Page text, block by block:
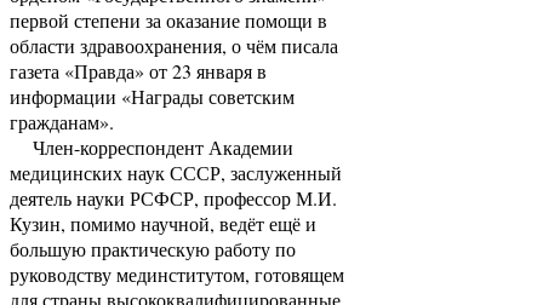
первой степени за оказание помощи в
области здравоохранения, о чём писала
газета «Правда» от 23 января в
информации «Награды советским
гражданам».
Член-корреспондент Академии
медицинских наук СССР, заслуженный
деятель науки РСФСР, профессор М.И.
Кузин, помимо научной, ведёт ещё и
большую практическую работу по
руководству мединститутом, готовящем
для страны высококвалифицированные